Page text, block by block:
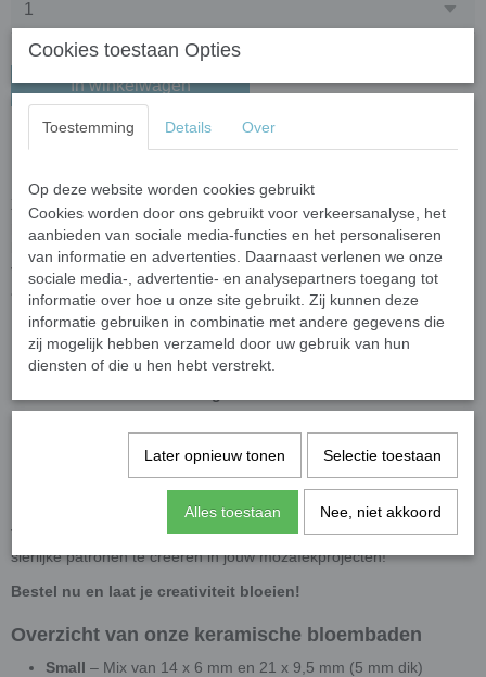
In winkelwagen
Bloemblad XL – merlot rood
Breng je mozaïekcreaties tot leven met de elegante
! Deze geglazuurde mozaïeksteenjtes
hebben een unieke
puntige ellipsvorm
, waardoor ze ideaal zijn voor bloemen,
bladeren, golven en andere creatieve ontwerpen. Dankzij hun
veelzijdigheid passen ze perfect in elk mozaïekwerk, zowel binnen
als buiten.
Kenmerken van Bloemblad XL
Formaat –60 mm lang, 15 mm breed, 6,5 mm dik
Tip:
Gebruik deze XL-bloemblaadjes om bloemen, bladeren of
sierlijke patronen te creëren in jouw mozaïekprojecten!
Bestel nu en laat je creativiteit bloeien!
Overzicht van onze keramische bloembaden
Small – Mix van 14 x 6 mm en 21 x 9,5 mm (5 mm dik)
Cookies toestaan Opties
Toestemming Details Over
Op deze website worden cookies gebruikt
Cookies worden door ons gebruikt voor verkeersanalyse, het
aanbieden van sociale media-functies en het personaliseren
van informatie en advertenties. Daarnaast verlenen we onze
sociale media-, advertentie- en analysepartners toegang tot
informatie over hoe u onze site gebruikt. Zij kunnen deze
informatie gebruiken in combinatie met andere gegevens die
zij mogelijk hebben verzameld door uw gebruik van hun
diensten of die u hen hebt verstrekt.
Later opnieuw tonen Selectie toestaan
Alles toestaan Nee, niet akkoord